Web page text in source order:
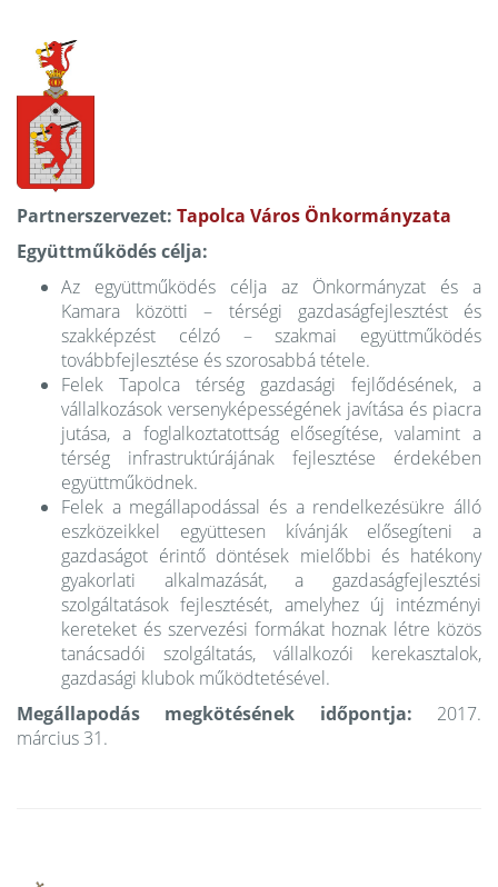
Partnerszervezet: Tapolca Város Önkormányzata
Együttműködés célja:
Az együttműködés célja az Önkormányzat és a
Kamara közötti – térségi gazdaságfejlesztést és
szakképzést célzó – szakmai együttműködés
továbbfejlesztése és szorosabbá tétele.
Felek Tapolca térség gazdasági fejlődésének, a
vállalkozások versenyképességének javítása és piacra
jutása, a foglalkoztatottság elősegítése, valamint a
térség infrastruktúrájának fejlesztése érdekében
együttműködnek.
Felek a megállapodással és a rendelkezésükre álló
eszközeikkel együttesen kívánják elősegíteni a
gazdaságot érintő döntések mielőbbi és hatékony
gyakorlati alkalmazását, a gazdaságfejlesztési
szolgáltatások fejlesztését, amelyhez új intézményi
kereteket és szervezési formákat hoznak létre közös
tanácsadói szolgáltatás, vállalkozói kerekasztalok,
gazdasági klubok működtetésével.
Megállapodás megkötésének időpontja: 2017.
március 31.